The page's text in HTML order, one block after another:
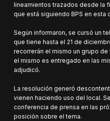
lineamientos trazados desde la
que está siguiendo BPS en esta
Según informaron, se cursó un
que tiene hasta el 21 de
recorrerán el mismo un grupo
el mismo es entregado en las
adjudicó.
La resolución generó
vienen haciendo uso del local.
conferencia de prensa en las
posición sobre el tema.